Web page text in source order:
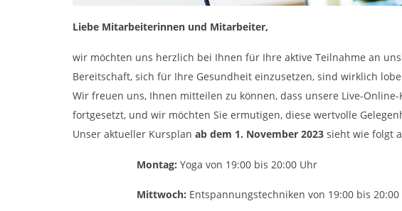
Liebe Mitarbeiterinnen und Mitarbeiter,
wir möchten uns herzlich bei Ihnen für Ihre aktive Teilnahme an
Bereitschaft, sich für Ihre Gesundheit einzusetzen, sind wirklich
Wir freuen uns, Ihnen mitteilen zu können, dass unsere Live-
fortgesetzt, und wir möchten Sie ermutigen, diese wertvolle
Unser aktueller Kursplan ab dem 1. November 2023 sieht wie folgt
Montag: Yoga von 19:00 bis 20:00 Uhr
Mittwoch: Entspannungstechniken von 19:00 bis